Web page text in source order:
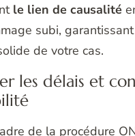
le lien de causalité
subi,
de votre cas.
les délais et
de la procédure